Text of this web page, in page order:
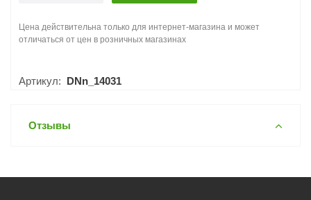
Цена действительна только для интернет-магазина и может
отличаться от цен в розничных магазинах
Артикул: DNn_14031
Отзывы